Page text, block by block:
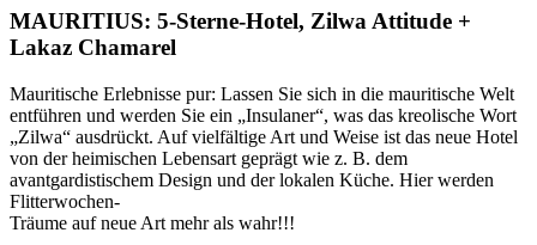
MAURITIUS: 5-Sterne-Hotel, Zilwa Attitude +
Lakaz Chamarel
Mauritische Erlebnisse pur: Lassen Sie sich in die mauritische Welt
entführen und werden Sie ein „Insulaner“, was das kreolische Wort
„Zilwa“ ausdrückt. Auf vielfältige Art und Weise ist das neue Hotel
von der heimischen Lebensart geprägt wie z. B. dem
avantgardistischem Design und der lokalen Küche. Hier werden
Flitterwochen-
Träume auf neue Art mehr als wahr!!!